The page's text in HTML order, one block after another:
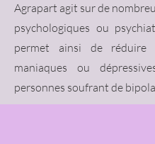
Agrapart agit sur de
psychologiques ou
permet ainsi de réduire
maniaques ou
personnes soufrant de